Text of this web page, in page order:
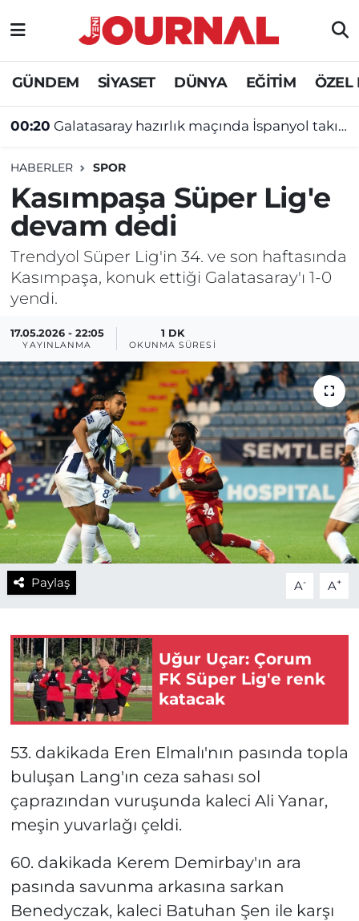
GÜNDEM SİYASET DÜNYA EĞİTİM ÖZEL
00:20 Galatasaray hazırlık maçında İspanyol takımına yenildi
HABERLER SPOR
Kasımpaşa Süper Lig'e
devam dedi
Trendyol Süper Lig'in 34. ve son haftasında
Kasımpaşa, konuk ettiği Galatasaray'ı 1-0
yendi.
17.05.2026 - 22:05
YAYINLANMA
1 DK
OKUNMA SÜRESI
Paylaş A- A+
Uğur Uçar: Çorum
FK Süper Lig'e renk
katacak
53. dakikada Eren Elmalı'nın pasında topla
buluşan Lang'ın ceza sahası sol
çaprazından vuruşunda kaleci Ali Yanar,
meşin yuvarlağı çeldi.
60. dakikada Kerem Demirbay'ın ara
pasında savunma arkasına sarkan
Benedyczak, kaleci Batuhan Şen ile karşı
GÜNDEM
SİYASET
EĞİTİM
ÖZEL HABER
Nöbetçi Eczaneler
Hava Durumu
Süper Lig Puan Durumu ve Fikstür
Tüm Manşetler
Son Dakika Haberleri
Haber Arşivi